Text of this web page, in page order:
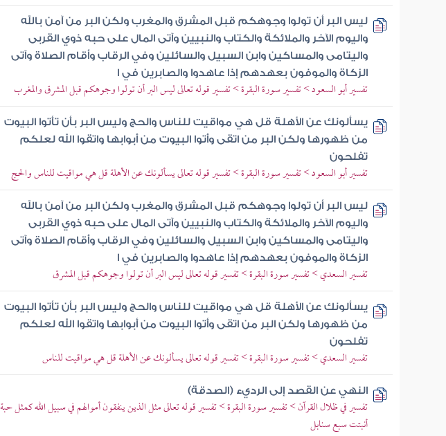
ليس البر أن تولوا وجوهكم قبل المشرق والمغرب ولكن البر من آمن بالله
واليوم الآخر والملائكة والكتاب والنبيين وآتى المال على حبه ذوي القربى
واليتامى والمساكين وابن السبيل والسائلين وفي الرقاب وأقام الصلاة وآتى
الزكاة والموفون بعهدهم إذا عاهدوا والصابرين في ا
تفسير أبو السعود > تفسير سورة البقرة > تفسير قوله تعالى ليس البر أن تولوا وجوهكم قبل المشرق والمغرب
يسألونك عن الأهلة قل هي مواقيت للناس والحج وليس البر بأن تأتوا البيوت
من ظهورها ولكن البر من اتقى وأتوا البيوت من أبوابها واتقوا الله لعلكم
تفلحون
تفسير أبو السعود > تفسير سورة البقرة > تفسير قوله تعالى يسألونك عن الأهلة قل هي مواقيت للناس والحج
ليس البر أن تولوا وجوهكم قبل المشرق والمغرب ولكن البر من آمن بالله
واليوم الآخر والملائكة والكتاب والنبيين وآتى المال على حبه ذوي القربى
واليتامى والمساكين وابن السبيل والسائلين وفي الرقاب وأقام الصلاة وآتى
الزكاة والموفون بعهدهم إذا عاهدوا والصابرين في ا
تفسير السعدي > تفسير سورة البقرة > تفسير قوله تعالى ليس البر أن تولوا وجوهكم قبل المشرق
يسألونك عن الأهلة قل هي مواقيت للناس والحج وليس البر بأن تأتوا البيوت
من ظهورها ولكن البر من اتقى وأتوا البيوت من أبوابها واتقوا الله لعلكم
تفلحون
تفسير السعدي > تفسير سورة البقرة > تفسير قوله تعالى يسألونك عن الأهلة قل هي مواقيت للناس
النهي عن القصد إلى الرديء (الصدقة)
تفسير في ظلال القرآن > تفسير سورة البقرة > تفسير قوله تعالى مثل الذين ينفقون أموالهم في سبيل الله كمثل حبة
أنبتت سبع سنابل